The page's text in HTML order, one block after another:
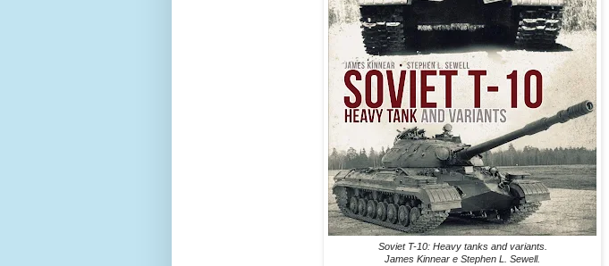
Soviet T-10: Heavy tanks and variants.
James Kinnear e Stephen L. Sewell.